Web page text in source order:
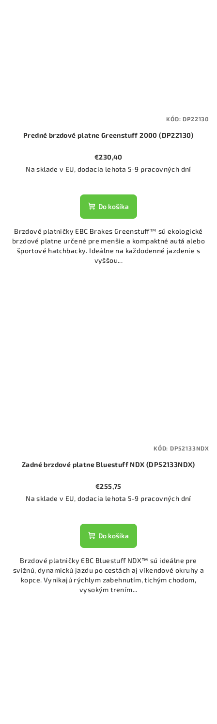
Predné brzdové platne Greenstuff 2000 (DP22130)
€230,40
Na sklade v EU, dodacia lehota 5-9 pracovných dní
Do košíka
Brzdové platničky EBC Brakes Greenstuff™ sú ekologické
brzdové platne určené pre menšie a kompaktné autá alebo
športové hatchbacky. Ideálne na každodenné jazdenie s
vyššou...
KÓD:DP22130
Zadné brzdové platne Bluestuff NDX (DP52133NDX)
€255,75
Na sklade v EU, dodacia lehota 5-9 pracovných dní
Do košíka
Brzdové platničky EBC Bluestuff NDX™ sú ideálne pre
svižnú, dynamickú jazdu po cestách aj víkendové okruhy a
kopce. Vynikajú rýchlym zabehnutím, tichým chodom,
vysokým trením...
KÓD: DP52133NDX